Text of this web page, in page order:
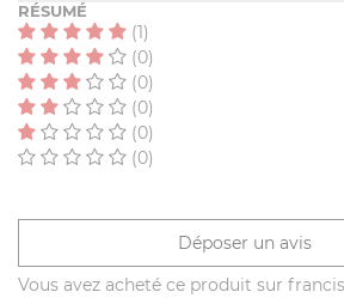
RÉSUMÉ
(1)
(0)
(0)
(0)
(0)
(0)
Déposer un avis
Vous avez acheté ce produit sur